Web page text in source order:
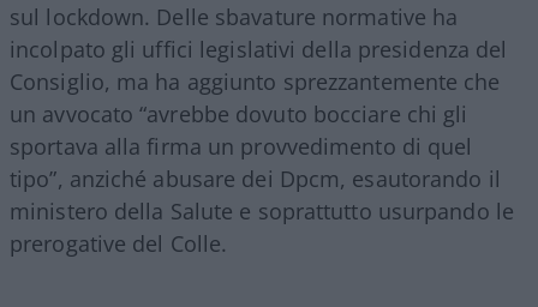
sul lockdown. Delle sbavature normative ha
incolpato gli uffici legislativi della presidenza del
Consiglio, ma ha aggiunto sprezzantemente che
un avvocato “avrebbe dovuto bocciare chi gli
sportava alla firma un provvedimento di quel
tipo”, anziché abusare dei Dpcm, esautorando il
ministero della Salute e soprattutto usurpando le
prerogative del Colle.